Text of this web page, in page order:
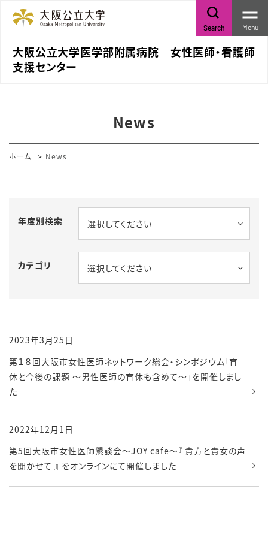
大阪公立大学医学部附属病院 女性医師・看護師
支援センター
Search Menu
News
ホーム News
年度別検索 選択してください
カテゴリ 選択してください
2023年3月25日
第１８回大阪市女性医師ネットワーク総会・シンポジウム「育
休と今後の課題 ～男性医師の育休も含めて～」を開催しまし
た
2022年12月1日
第5回大阪市女性医師懇談会～JOY cafe～『 貴方と貴女の声
を聞かせて 』 をオンラインにて開催しました